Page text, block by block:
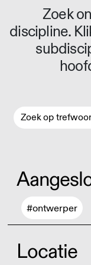
Zoek
discipline.
#ontwerper
Locatie